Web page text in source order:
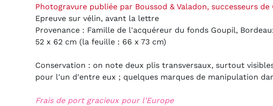
Photogravure publiée par Boussod & Valadon, successeurs de
Epreuve sur vélin, avant la lettre
Provenance : Famille de l'acquéreur du fonds Goupil,
52 x 62 cm (la feuille : 66 x 73 cm)
Conservation : on note deux plis transversaux, surtout
pour l'un d'entre eux ; quelques marques de manipulation
Frais de port gracieux pour l'Europe